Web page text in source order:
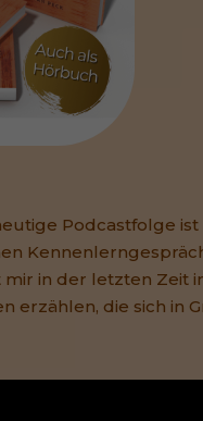
Podcastfolge
in der letzten Zeit
erzählen, die sich in